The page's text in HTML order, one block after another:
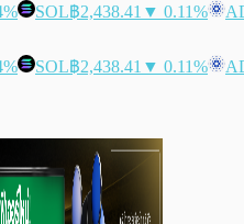
SOL฿2,438.41 ▼ 0.11%
SOL฿2,438.41 ▼ 0.11%